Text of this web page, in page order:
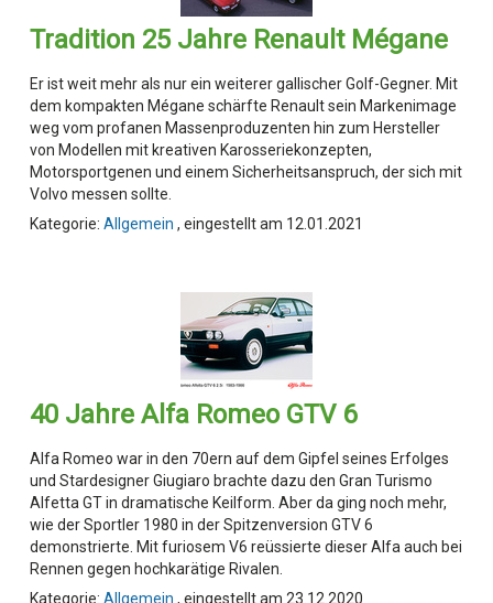
Tradition 25 Jahre Renault Mégane
Er ist weit mehr als nur ein weiterer gallischer Golf-Gegner. Mit
dem kompakten Mégane schärfte Renault sein Markenimage
weg vom profanen Massenproduzenten hin zum Hersteller
von Modellen mit kreativen Karosseriekonzepten,
Motorsportgenen und einem Sicherheitsanspruch, der sich mit
Volvo messen sollte.
Kategorie: Allgemein , eingestellt am 12.01.2021
40 Jahre Alfa Romeo GTV 6
Alfa Romeo war in den 70ern auf dem Gipfel seines Erfolges
und Stardesigner Giugiaro brachte dazu den Gran Turismo
Alfetta GT in dramatische Keilform. Aber da ging noch mehr,
wie der Sportler 1980 in der Spitzenversion GTV 6
demonstrierte. Mit furiosem V6 reüssierte dieser Alfa auch bei
Rennen gegen hochkarätige Rivalen.
Kategorie: Allgemein , eingestellt am 23.12.2020